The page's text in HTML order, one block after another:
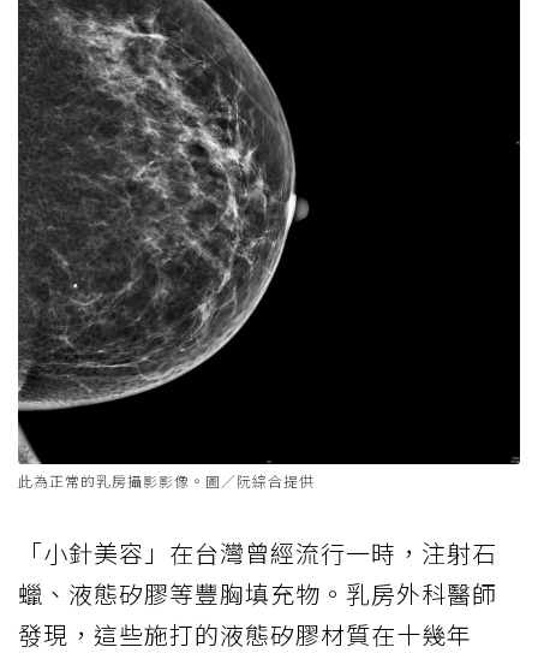
此為正常的乳房攝影影像。圖／阮綜合提供
「小針美容」在台灣曾經流行一時，注射石
蠟、液態矽膠等豐胸填充物。乳房外科醫師
發現，這些施打的液態矽膠材質在十幾年